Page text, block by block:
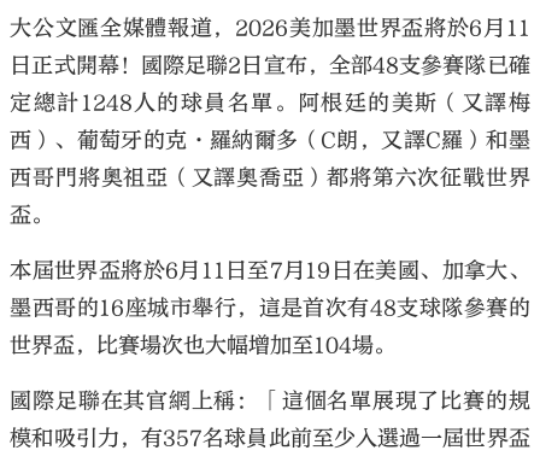
大公文匯全媒體報道，2026美加墨世界盃將於6月11
日正式開幕！國際足聯2日宣布，全部48支參賽隊已確
定總計1248人的球員名單。阿根廷的美斯（又譯梅
西）、葡萄牙的克·羅納爾多（C朗，又譯C羅）和墨
西哥門將奧祖亞（又譯奧喬亞）都將第六次征戰世界
盃。
本屆世界盃將於6月11日至7月19日在美國、加拿大、
墨西哥的16座城市舉行，這是首次有48支球隊參賽的
世界盃，比賽場次也大幅增加至104場。
國際足聯在其官網上稱：「這個名單展現了比賽的規
模和吸引力，有357名球員此前至少入選過一屆世界盃